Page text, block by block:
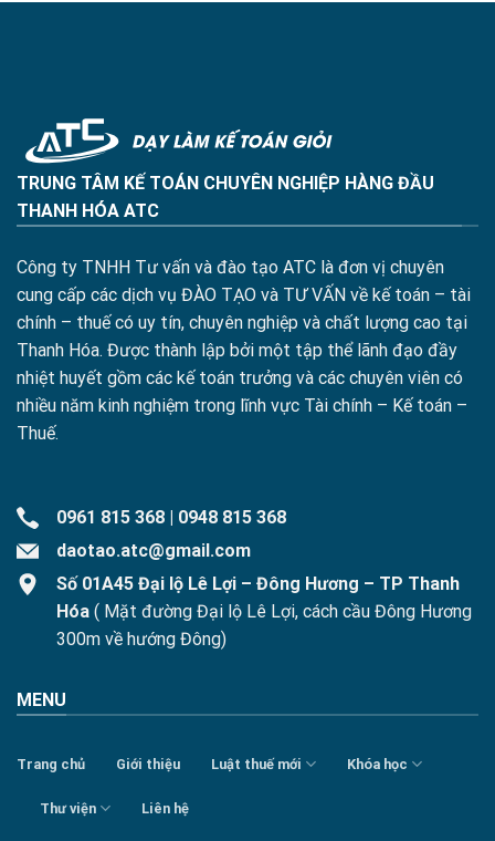
TRUNG TÂM KẾ TOÁN CHUYÊN NGHIỆP HÀNG ĐẦU
THANH HÓA ATC
Công ty TNHH Tư vấn và đào tạo ATC là đơn vị chuyên
cung cấp các dịch vụ ĐÀO TẠO và TƯ VẤN về kế toán – tài
chính – thuế có uy tín, chuyên nghiệp và chất lượng cao tại
Thanh Hóa. Được thành lập bởi một tập thể lãnh đạo đầy
nhiệt huyết gồm các kế toán trưởng và các chuyên viên có
nhiều năm kinh nghiệm trong lĩnh vực Tài chính – Kế toán –
Thuế.
0961 815 368 | 0948 815 368
daotao.atc@gmail.com
Số 01A45 Đại lộ Lê Lợi – Đông Hương – TP Thanh
Hóa ( Mặt đường Đại lộ Lê Lợi, cách cầu Đông Hương
300m về hướng Đông)
MENU
Trang chủ Giới thiệu Luật thuế mới Khóa học
Thư viện Liên hệ